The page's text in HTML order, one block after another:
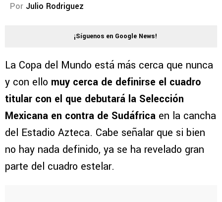
Por Julio Rodriguez
¡Síguenos en Google News!
La Copa del Mundo está más cerca que nunca
y con ello muy cerca de definirse el cuadro
titular con el que debutará la Selección
Mexicana en contra de Sudáfrica en la cancha
del Estadio Azteca. Cabe señalar que si bien
no hay nada definido, ya se ha revelado gran
parte del cuadro estelar.